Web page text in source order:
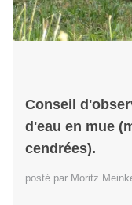
Conseil
d'eau en mue
cendrées).
posté par Moritz